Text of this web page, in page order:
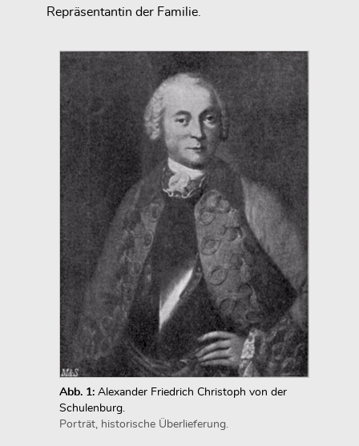
Repräsentantin der Familie.
Abb. 1: Alexander Friedrich Christoph von der
Schulenburg.
Porträt, historische Überlieferung.